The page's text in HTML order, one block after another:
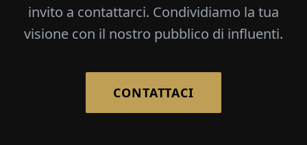
invito a contattarci. Condividiamo la tua
visione con il nostro pubblico di influenti.
CONTATTACI